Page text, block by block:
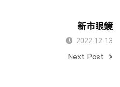
新市眼鏡
2022-12-13
Next Post